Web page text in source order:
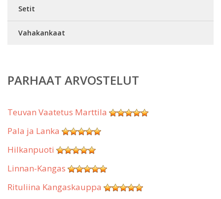
Setit
Vahakankaat
PARHAAT ARVOSTELUT
Teuvan Vaatetus Marttila
Pala ja Lanka
Hilkanpuoti
Linnan-Kangas
Rituliina Kangaskauppa